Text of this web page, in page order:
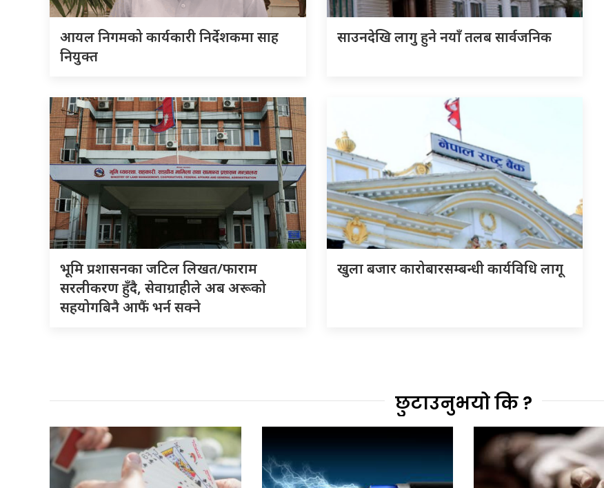
आयल निगमको कार्यकारी निर्देशकमा साह
नियुक्त
साउनदेखि लागु हुने नयाँ तलब सार्वजनिक
भूमि प्रशासनका जटिल लिखत/फाराम
सरलीकरण हुँदै, सेवाग्राहीले अब अरूको
सहयोगबिनै आफैं भर्न सक्ने
खुला बजार कारोबारसम्बन्धी कार्यविधि लागू
छुटाउनुभयो कि ?